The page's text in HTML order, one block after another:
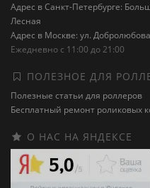
Адрес в Санкт-Петербурге:
Лесная
Адрес в Москве: ул.
Ежедневно с 11:00 до 21:00
ПОЛЕЗНОЕ ДЛЯ
Полезные статьи для роллеров
Бесплатный ремонт роликовых
О НАС НА ЯНДЕКСЕ